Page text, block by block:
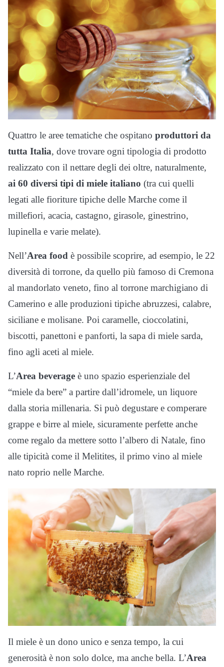
Quattro le aree tematiche che ospitano produttori da
tutta Italia, dove trovare ogni tipologia di prodotto
realizzato con il nettare degli dei oltre, naturalmente,
ai 60 diversi tipi di miele italiano (tra cui quelli
legati alle fioriture tipiche delle Marche come il
millefiori, acacia, castagno, girasole, ginestrino,
lupinella e varie melate).
Nell’Area food è possibile scoprire, ad esempio, le 22
diversità di torrone, da quello più famoso di Cremona
al mandorlato veneto, fino al torrone marchigiano di
Camerino e alle produzioni tipiche abruzzesi, calabre,
siciliane e molisane. Poi caramelle, cioccolatini,
biscotti, panettoni e panforti, la sapa di miele sarda,
fino agli aceti al miele.
L’Area beverage è uno spazio esperienziale del
“miele da bere” a partire dall’idromele, un liquore
dalla storia millenaria. Si può degustare e comperare
grappe e birre al miele, sicuramente perfette anche
come regalo da mettere sotto l’albero di Natale, fino
alle tipicità come il Melitites, il primo vino al miele
nato roprio nelle Marche.
Il miele è un dono unico e senza tempo, la cui
generosità è non solo dolce, ma anche bella. L’Area